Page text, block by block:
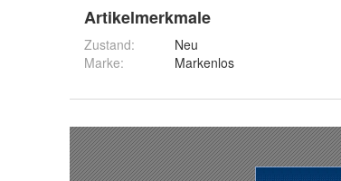
Artikelmerkmale
Zustand:
Neu
Marke:
Markenlos